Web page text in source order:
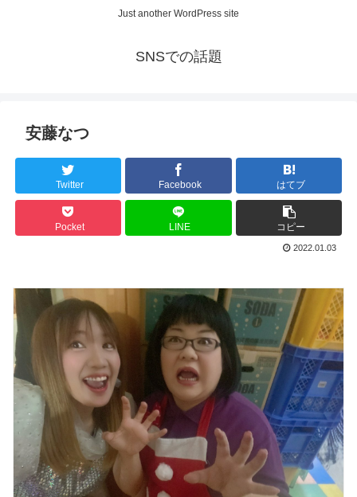
Just another WordPress site
SNSでの話題
安藤なつ
Twitter Facebook はてブ
Pocket LINE コピー
2022.01.03